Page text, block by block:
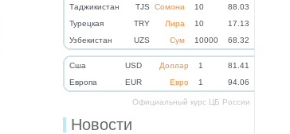
Таджикистан
TJS Сомони 10
88.03
Турецкая
TRY Лира 10
17.13
Узбекистан
UZS Сум 10000 68.32
Cша USD Доллар 1
81.41
Eвропа
EUR Евро 1 94.06
Официальный курс ЦБ России
Новости